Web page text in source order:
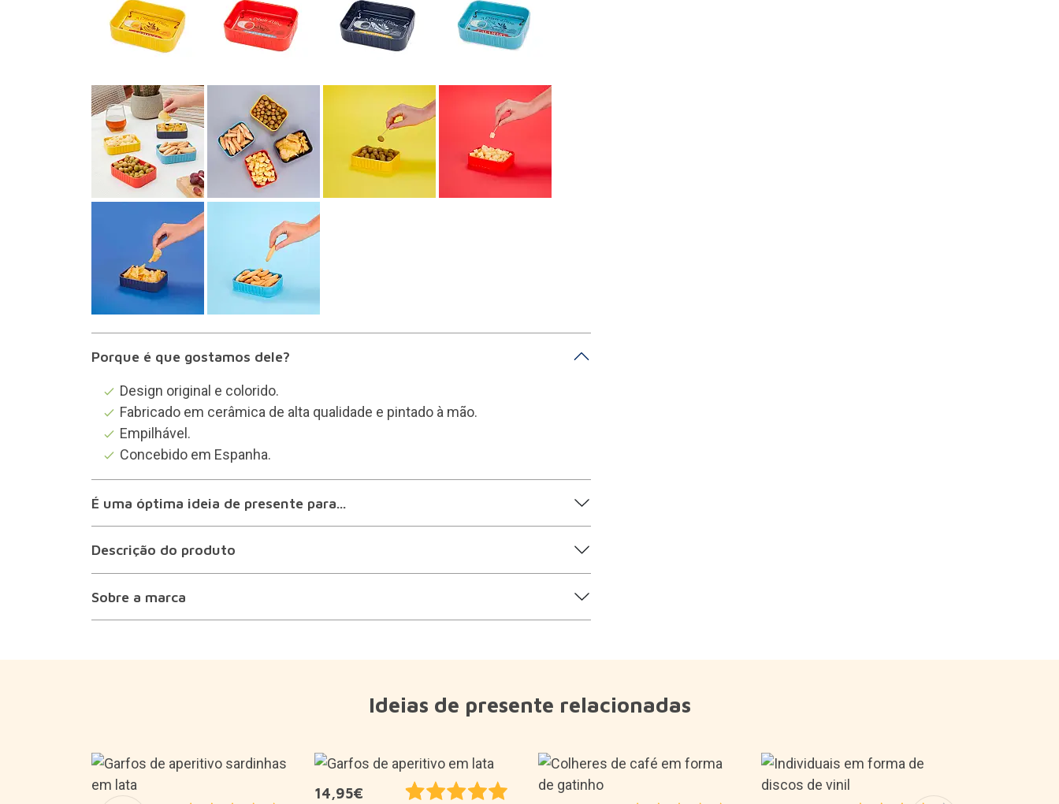
Porque é que gostamos dele?
Design original e colorido.
Fabricado em cerâmica de alta qualidade e pintado à mão.
Empilhável.
Concebido em Espanha.
É uma óptima ideia de presente para...
Descrição do produto
Sobre a marca
Ideias de presente relacionadas
14,95€